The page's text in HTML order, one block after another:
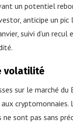
un potentiel
anticipe un pic
suivi d’un recul
volatilité
sur le marché
cryptomonnaies.
sont pas sans